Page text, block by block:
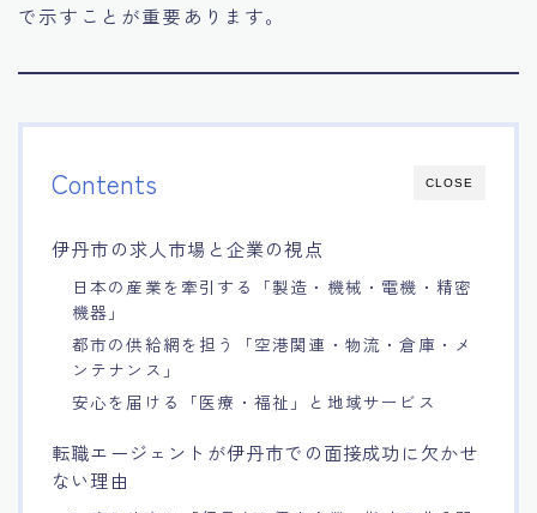
で示すことが重要あります。
CLOSE
Contents
伊丹市の求人市場と企業の視点
日本の産業を牽引する「製造・機械・電機・精密
機器」
都市の供給網を担う「空港関連・物流・倉庫・メ
ンテナンス」
安心を届ける「医療・福祉」と地域サービス
転職エージェントが伊丹市での面接成功に欠かせ
ない理由